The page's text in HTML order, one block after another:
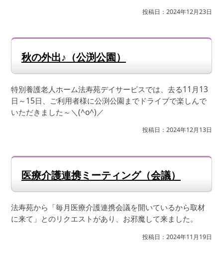
投稿日：2024年12月23日
秋の外出♪（公渕公園）
特別養護老人ホーム法寿苑デイサービスでは、去る11月13
日～15日、ご利用者様に公渕公園までドライブで楽しんで
いただきました～＼(^o^)／
投稿日：2024年12月13日
医療介護連携ミーティング（会議）
法寿苑から「毎月医療介護連携会議を開いているから取材
に来て」とのリクエストがあり、お邪魔して来ました。
投稿日：2024年11月19日